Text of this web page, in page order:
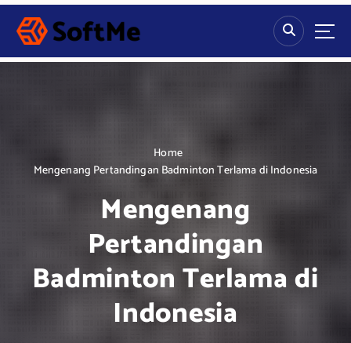
S
p
Home
Mengenang Pertandingan Badminton Terlama di Indonesia
Mengenang
Pertandingan
Badminton Terlama di
Indonesia